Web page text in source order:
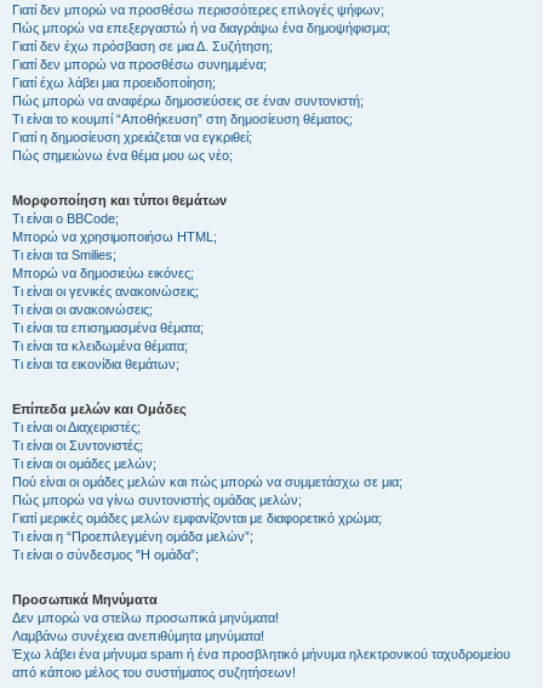
Γιατί δεν μπορώ να προσθέσω περισσότερες επιλογές ψήφων;
Πώς μπορώ να επεξεργαστώ ή να διαγράψω ένα δημοψήφισμα;
Γιατί δεν έχω πρόσβαση σε μια Δ. Συζήτηση;
Γιατί δεν μπορώ να προσθέσω συνημμένα;
Γιατί έχω λάβει μια προειδοποίηση;
Πώς μπορώ να αναφέρω δημοσιεύσεις σε έναν συντονιστή;
Τι είναι το κουμπί “Αποθήκευση” στη δημοσίευση θέματος;
Γιατί η δημοσίευση χρειάζεται να εγκριθεί;
Πώς σημειώνω ένα θέμα μου ως νέο;
Μορφοποίηση και τύποι θεμάτων
Τι είναι ο BBCode;
Μπορώ να χρησιμοποιήσω HTML;
Τι είναι τα Smilies;
Μπορώ να δημοσιεύω εικόνες;
Τι είναι οι γενικές ανακοινώσεις;
Τι είναι οι ανακοινώσεις;
Τι είναι τα επισημασμένα θέματα;
Τι είναι τα κλειδωμένα θέματα;
Τι είναι τα εικονίδια θεμάτων;
Επίπεδα μελών και Ομάδες
Τι είναι οι Διαχειριστές;
Τι είναι οι Συντονιστές;
Τι είναι οι ομάδες μελών;
Πού είναι οι ομάδες μελών και πώς μπορώ να συμμετάσχω σε μια;
Πώς μπορώ να γίνω συντονιστής ομάδας μελών;
Γιατί μερικές ομάδες μελών εμφανίζονται με διαφορετικό χρώμα;
Τι είναι η “Προεπιλεγμένη ομάδα μελών”;
Τι είναι ο σύνδεσμος "Η ομάδα”;
Προσωπικά Μηνύματα
Δεν μπορώ να στείλω προσωπικά μηνύματα!
Λαμβάνω συνέχεια ανεπιθύμητα μηνύματα!
Έχω λάβει ένα μήνυμα spam ή ένα προσβλητικό μήνυμα ηλεκτρονικού ταχυδρομείου
από κάποιο μέλος του συστήματος συζητήσεων!